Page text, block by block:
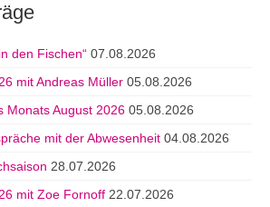
den Fischen“ 07.08.2026
mit Andreas Müller 05.08.2026
Monats August 2026 05.08.2026
mit der Abwesenheit 04.08.2026
28.07.2026
mit Zoe Fornoff 22.07.2026